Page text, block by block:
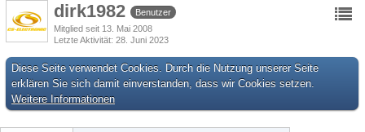
dirk1982
Benutzer
Mitglied seit 13. Mai 2008
Letzte Aktivität 28. Juni 2023
Diese Seite verwendet Cookies. Durch die Nutzung unserer Seite
erklären Sie sich damit einverstanden, dass wir Cookies setzen.
Weitere Informationen